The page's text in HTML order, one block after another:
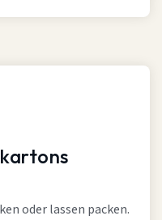
oder lassen packen.